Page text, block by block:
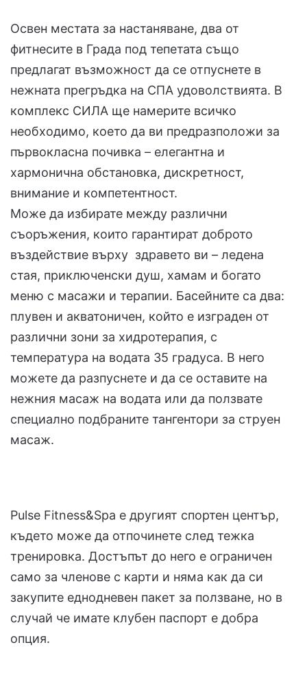
Освен местата за настаняване, два от
фитнесите в Града под тепетата също
предлагат възможност да се отпуснете в
нежната прегръдка на СПА удоволствията. В
комплекс СИЛА ще намерите всичко
необходимо, което да ви предразположи за
първокласна почивка – елегантна и
хармонична обстановка, дискретност,
внимание и компетентност.
Може да избирате между различни
съоръжения, които гарантират доброто
въздействие върху здравето ви – ледена
стая, приключенски душ, хамам и богато
меню с масажи и терапии. Басейните са два:
плувен и акватоничен, който е изграден от
различни зони за хидротерапия, с
температура на водата 35 градуса. В него
можете да разпуснете и да се оставите на
нежния масаж на водата или да ползвате
специално подбраните тангентори за струен
масаж.
Pulse Fitness&Spa е другият спортен център,
където може да отпочинете след тежка
тренировка. Достъпът до него е ограничен
само за членове с карти и няма как да си
закупите еднодневен пакет за ползване, но в
случай че имате клубен паспорт е добра
опция.